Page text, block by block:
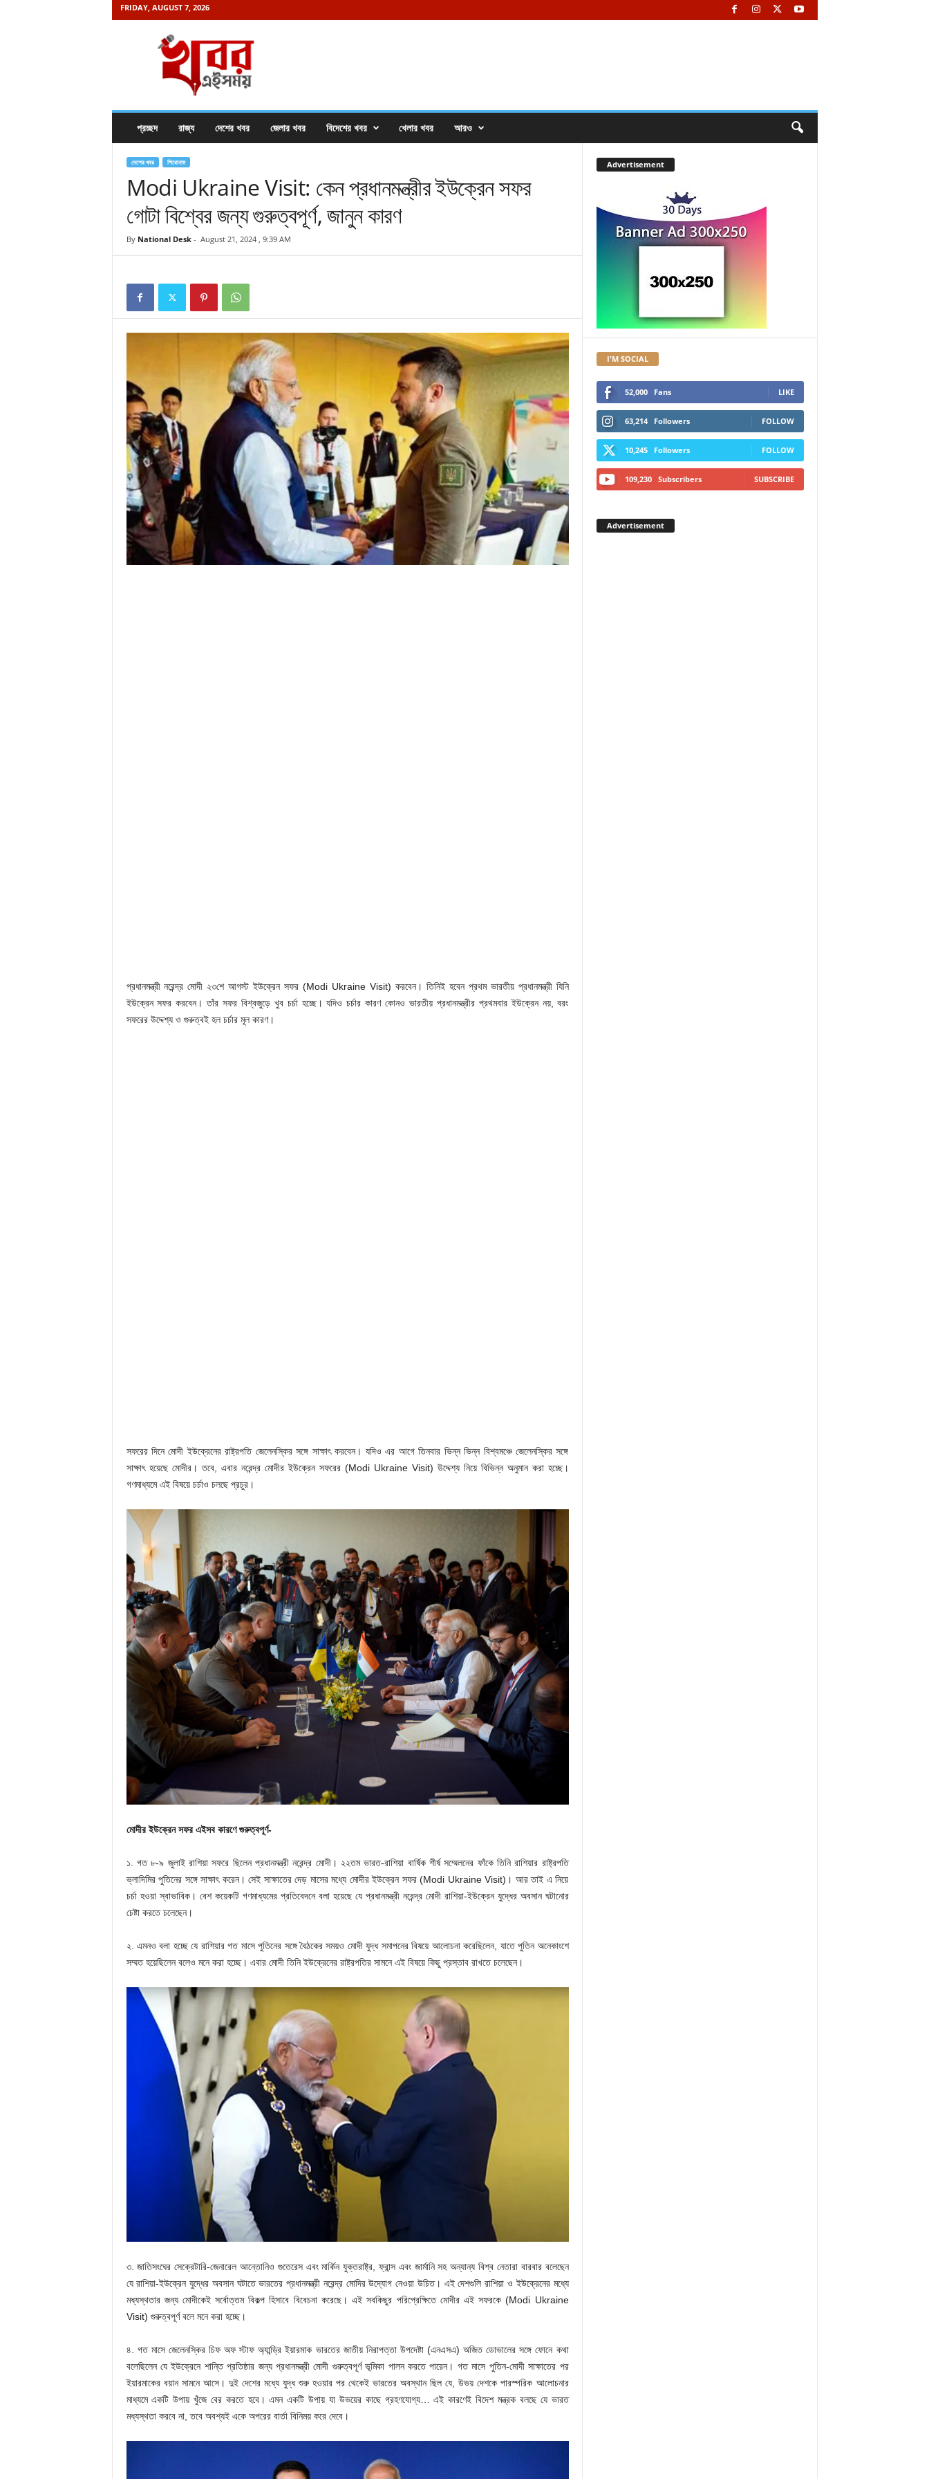
FRIDAY, AUGUST 7, 2026
প্রচ্ছদ রাজ্য দেশের খবর জেলার খবর বিদেশের খবর খেলার খবর আরও
দেশের খবর শিরোনাম
Modi Ukraine Visit: কেন প্রধানমন্ত্রীর ইউক্রেন সফর
গোটা বিশ্বের জন্য গুরুত্বপূর্ণ, জানুন কারণ
By National Desk- August 21, 2024 , 9:39 AM
প্রধানমন্ত্রী নরেন্দ্র মোদী ২৩শে আগস্ট ইউক্রেন সফর (Modi Ukraine Visit) করবেন। তিনিই হবেন প্রথম ভারতীয় প্রধানমন্ত্রী যিনি
ইউক্রেন সফর করবেন। তাঁর সফর বিশ্বজুড়ে খুব চর্চা হচ্ছে। যদিও চর্চার কারণ কোনও ভারতীয় প্রধানমন্ত্রীর প্রথমবার ইউক্রেন নয়, বরং
সফরের উদ্দেশ্য ও গুরুত্বই হল চর্চার মূল কারণ।
সফরের দিনে মোদী ইউক্রেনের রাষ্ট্রপতি জেলেনস্কির সঙ্গে সাক্ষাৎ করবেন। যদিও এর আগে তিনবার ভিন্ন ভিন্ন বিশ্বমঞ্চে জেলেনস্কির সঙ্গে
সাক্ষাৎ হয়েছে মোদীর। তবে, এবার নরেন্দ্র মোদীর ইউক্রেন সফরের (Modi Ukraine Visit) উদ্দেশ্য নিয়ে বিভিন্ন অনুমান করা হচ্ছে।
গণমাধ্যমে এই বিষয়ে চর্চাও চলছে প্রচুর।
মোদীর ইউক্রেন সফর এইসব কারণে গুরুত্বপূর্ণ-
১. গত ৮-৯ জুলাই রাশিয়া সফরে ছিলেন প্রধানমন্ত্রী নরেন্দ্র মোদী। ২২তম ভারত-রাশিয়া বার্ষিক শীর্ষ সম্মেলনের ফাঁকে তিনি রাশিয়ার রাষ্ট্রপতি
ভ্লাদিমির পুতিনের সঙ্গে সাক্ষাৎ করেন। সেই সাক্ষাতের দেড় মাসের মধ্যে মোদীর ইউক্রেন সফর (Modi Ukraine Visit)। আর তাই এ নিয়ে
চর্চা হওয়া স্বাভাবিক। বেশ কয়েকটি গণমাধ্যমের প্রতিবেদনে বলা হয়েছে যে প্রধানমন্ত্রী নরেন্দ্র মোদী রাশিয়া-ইউক্রেন যুদ্ধের অবসান ঘটানোর
চেষ্টা করতে চলেছেন।
২. এমনও বলা হচ্ছে যে রাশিয়ার গত মাসে পুতিনের সঙ্গে বৈঠকের সময়ও মোদী যুদ্ধ সমাপনের বিষয়ে আলোচনা করেছিলেন, যাতে পুতিন অনেকাংশে
সম্মত হয়েছিলেন বলেও মনে করা হচ্ছে। এবার মোদী তিনি ইউক্রেনের রাষ্ট্রপতির সামনে এই বিষয়ে কিছু প্রস্তাব রাখতে চলেছেন।
৩. জাতিসংঘের সেক্রেটারি-জেনারেল আন্তোনিও গুতেরেস এবং মার্কিন যুক্তরাষ্ট্র, ফ্রান্স এবং জার্মানি সহ অন্যান্য বিশ্ব নেতারা বারবার বলেছেন
যে রাশিয়া-ইউক্রেন যুদ্ধের অবসান ঘটাতে ভারতের প্রধানমন্ত্রী নরেন্দ্র মোদির উদ্যোগ নেওয়া উচিত। এই দেশগুলি রাশিয়া ও ইউক্রেনের মধ্যে
মধ্যস্থতার জন্য মোদীকেই সর্বোত্তম বিকল্প হিসাবে বিবেচনা করেছে। এই সবকিছুর পরিপ্রেক্ষিতে মোদীর এই সফরকে (Modi Ukraine
Visit) গুরুত্বপূর্ণ বলে মনে করা হচ্ছে।
৪. গত মাসে জেলেনস্কির চিফ অফ স্টাফ অ্যান্ড্রি ইয়ারমাক ভারতের জাতীয় নিরাপত্তা উপদেষ্টা (এনএসএ) অজিত ডোভালের সঙ্গে ফোনে কথা
বলেছিলেন যে ইউক্রেনে শান্তি প্রতিষ্ঠার জন্য প্রধানমন্ত্রী মোদী গুরুত্বপূর্ণ ভূমিকা পালন করতে পারেন। গত মাসে পুতিন-মোদী সাক্ষাতের পর
ইয়ারমাকের বয়ান সামনে আসে। দুই দেশের মধ্যে যুদ্ধ শুরু হওয়ার পর থেকেই ভারতের অবস্থান ছিল যে, উভয় দেশকে পারস্পরিক আলোচনার
মাধ্যমে একটি উপায় খুঁজে বের করতে হবে। এমন একটি উপায় যা উভয়ের কাছে গ্রহণযোগ্য… এই কারণেই বিদেশ মন্ত্রক বলছে যে ভারত
মধ্যস্থতা করবে না, তবে অবশ্যই একে অপরের বার্তা বিনিময় করে দেবে।
Advertisement
I'M SOCIAL
52,000 Fans LIKE
63,214 Followers FOLLOW
10,245 Followers FOLLOW
109,230 Subscribers SUBSCRIBE
Advertisement